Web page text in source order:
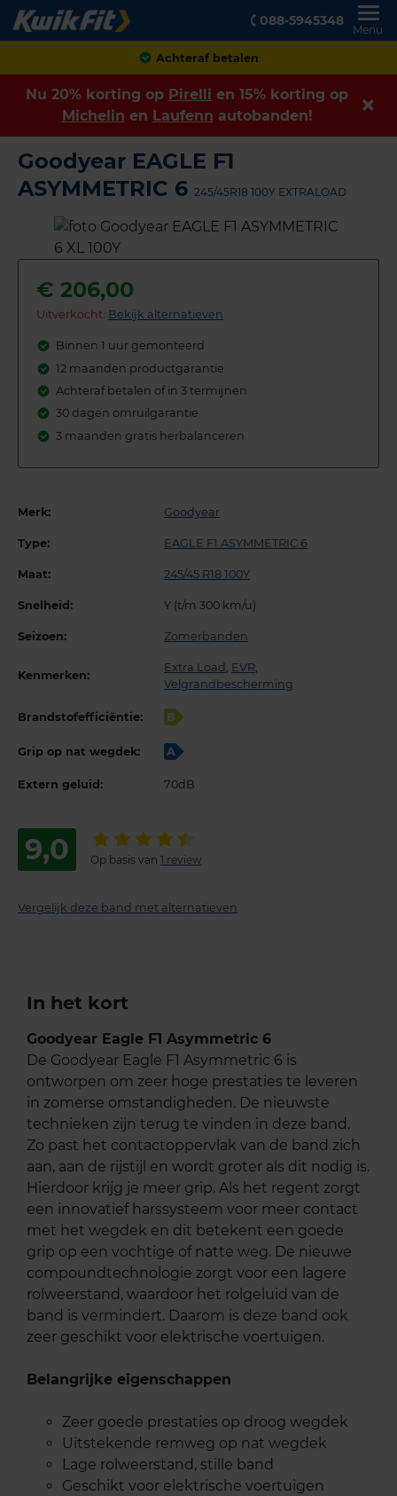
088-5945348
Menu
Achteraf betalen
Nu 20% korting op Pirelli en 15% korting op
Michelin en Laufenn autobanden!
Goodyear EAGLE F1
ASYMMETRIC 6 245/45R18 100Y EXTRALOAD
€ 206,00
Uitverkocht: Bekijk alternatieven
Binnen 1 uur gemonteerd
12 maanden productgarantie
Achteraf betalen of in 3 termijnen
30 dagen omruilgarantie
3 maanden gratis herbalanceren
Merk: Goodyear
Type: EAGLE F1 ASYMMETRIC 6
Maat: 245/45 R18 100Y
Snelheid: Y (t/m 300 km/u)
Seizoen: Zomerbanden
Kenmerken:
Extra Load , EVR,
Velgrandbescherming
Brandstofefficiëntie: B
Grip op nat wegdek: A
Extern geluid: 70dB
9,0 Op basis van 1 review
Vergelijk deze band met alternatieven
In het kort
Goodyear Eagle F1 Asymmetric 6
De Goodyear Eagle F1 Asymmetric 6 is
ontworpen om zeer hoge prestaties te leveren
in zomerse omstandigheden. De nieuwste
technieken zijn terug te vinden in deze band.
Zo past het contactoppervlak van de band zich
aan, aan de rijstijl en wordt groter als dit nodig is.
Hierdoor krijg je meer grip. Als het regent zorgt
een innovatief harssysteem voor meer contact
met het wegdek en dit betekent een goede
grip op een vochtige of natte weg. De nieuwe
compoundtechnologie zorgt voor een lagere
rolweerstand, waardoor het rolgeluid van de
band is vermindert. Daarom is deze band ook
zeer geschikt voor elektrische voertuigen.
Belangrijke eigenschappen
Zeer goede prestaties op droog wegdek
Uitstekende remweg op nat wegdek
Lage rolweerstand, stille band
Geschikt voor elektrische voertuigen